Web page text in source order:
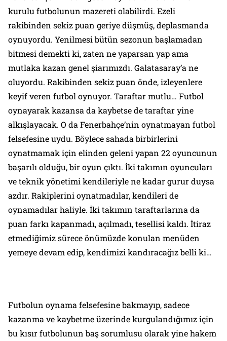
kurulu futbolunun mazereti olabilirdi. Ezeli
rakibinden sekiz puan geriye düşmüş, deplasmanda
oynuyordu. Yenilmesi bütün sezonun başlamadan
bitmesi demekti ki, zaten ne yaparsan yap ama
mutlaka kazan genel şiarımızdı. Galatasaray’a ne
oluyordu. Rakibinden sekiz puan önde, izleyenlere
keyif veren futbol oynuyor. Taraftar mutlu… Futbol
oynayarak kazansa da kaybetse de taraftar yine
alkışlayacak. O da Fenerbahçe’nin oynatmayan futbol
felsefesine uydu. Böylece sahada birbirlerini
oynatmamak için elinden geleni yapan 22 oyuncunun
başarılı olduğu, bir oyun çıktı. İki takımın oyuncuları
ve teknik yönetimi kendileriyle ne kadar gurur duysa
azdır. Rakiplerini oynatmadılar, kendileri de
oynamadılar haliyle. İki takımın taraftarlarına da
puan farkı kapanmadı, açılmadı, tesellisi kaldı. İtiraz
etmediğimiz sürece önümüzde konulan menüden
yemeye devam edip, kendimizi kandıracağız belli ki…
Futbolun oynama felsefesine bakmayıp, sadece
kazanma ve kaybetme üzerinde kurgulandığımız için
bu kısır futbolunun baş sorumlusu olarak yine hakem